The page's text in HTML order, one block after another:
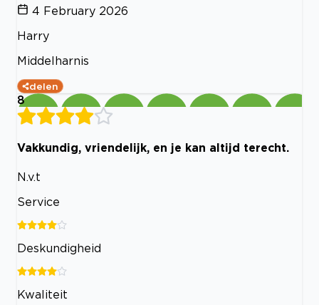
4 February 2026
Harry
Middelharnis
delen
8
Vakkundig, vriendelijk, en je kan altijd terecht.
N.v.t
Service
Deskundigheid
Kwaliteit